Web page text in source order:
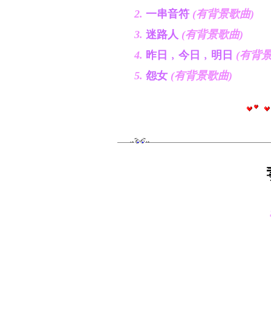
2. 一串音符(有背景歌曲)
3. 迷路人 (有背景歌曲)
4. 昨日﹐今日﹐明日 (有背
5. 怨女(有背景歌曲)